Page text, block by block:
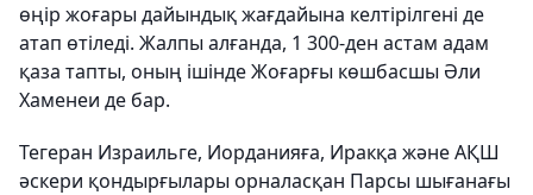
өңір жоғары дайындық жағдайына келтірілгені де
атап өтіледі. Жалпы алғанда, 1 300-ден астам адам
қаза тапты, оның ішінде Жоғарғы көшбасшы Әли
Хаменеи де бар.
Тегеран Израильге, Иорданияға, Иракқа және АҚШ
әскери қондырғылары орналасқан Парсы шығанағы